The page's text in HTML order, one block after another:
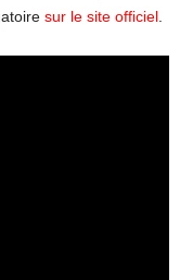
sur le site officiel